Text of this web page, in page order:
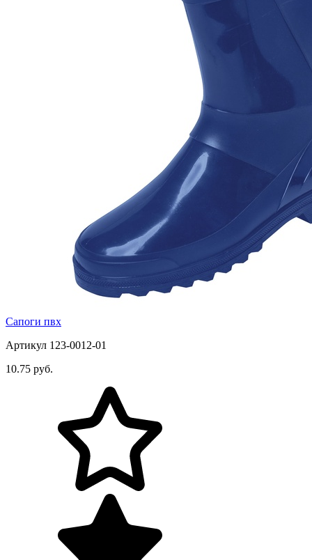
Сапоги пвх
Артикул 123-0012-01
10.75 руб.